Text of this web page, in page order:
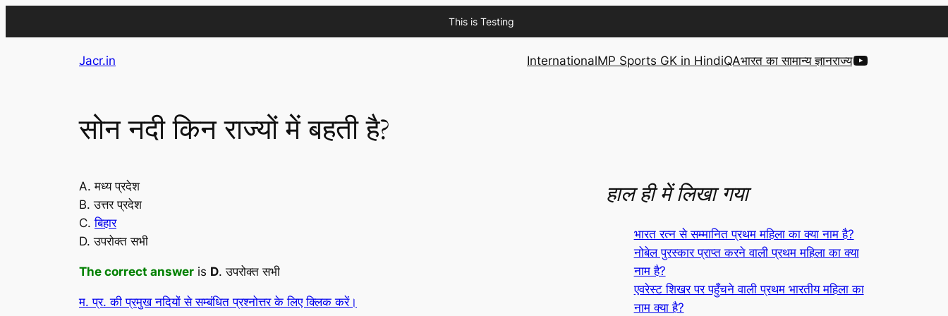
This is Testing
Jacr.in InternationalMP Sports GK in HindiQAभारत का सामान्य ज्ञानराज्यYouTube
सोन नदी किन राज्यों में बहती है?
A. मध्य प्रदेश
B. उत्तर प्रदेश
C.बिहार
D. उपरोक्त सभी
The correct answer is D. उपरोक्त सभी
म. प्र. की प्रमुख नदियों से सम्बंधित प्रश्नोत्तर के लिए क्लिक करें।
हाल ही में लिखा गया
भारत रत्न से सम्मानित प्रथम महिला का क्या नाम है?
नोबेल पुरस्कार प्राप्त करने वाली प्रथम महिला का क्या
नाम है?
एवरेस्ट शिखर पर पहुँचने वाली प्रथम भारतीय महिला का
नाम क्या है?